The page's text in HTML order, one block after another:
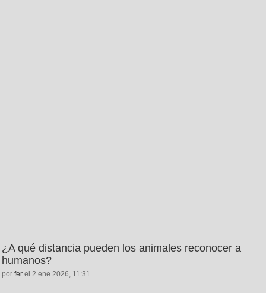
¿A qué distancia pueden los animales reconocer a
humanos?
por fer el 2 ene 2026, 11:31